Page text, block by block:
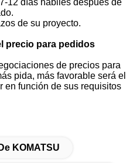
12 días hábiles después de
de su proyecto.
precio para pedidos
de precios para
pida, más favorable será el
en función de sus requisitos
KOMATSU